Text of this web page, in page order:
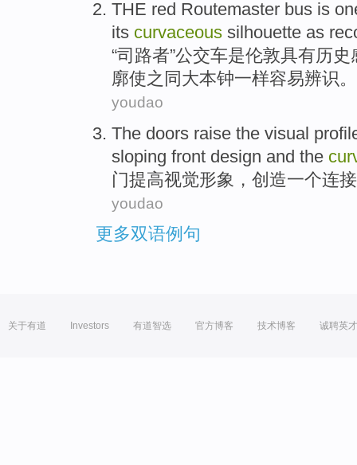
THE red Routemaster bus is
its curvaceous silhouette as
“司路者”公交车是伦敦具有历史
廓使之 同大本钟一样容易辨识。
youdao
The doors raise the visual
sloping front design and the
门提高视觉形象 ， 创造一个连接
youdao
更多双语例句
关于有道 Investors 有道智选 官方博客 技术博客 诚聘英才